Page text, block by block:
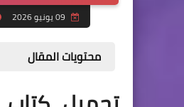
محتويات المقال